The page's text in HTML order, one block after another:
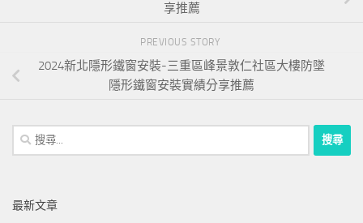
享推薦
PREVIOUS STORY
2024新北隱形鐵窗安裝-三重區峰景敦仁社區大樓防墜
隱形鐵窗安裝實績分享推薦
搜
尋
字:
最新文章